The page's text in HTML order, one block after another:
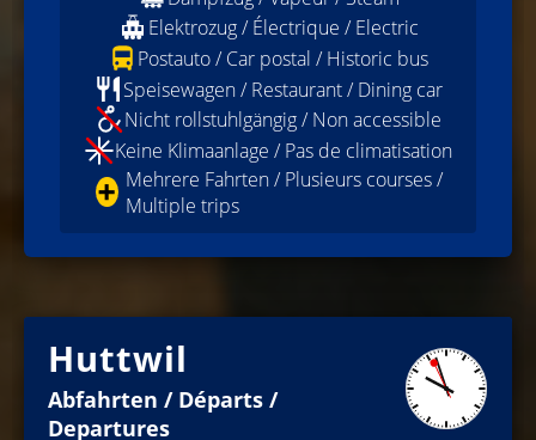
Elektrozug / Électrique / Electric
Postauto / Car postal / Historic bus
Speisewagen / Restaurant / Dining car
Nicht rollstuhlgängig / Non accessible
Keine Klimaanlage / Pas de climatisation
➕ Mehrere Fahrten / Plusieurs courses /
Multiple trips
Huttwil
Abfahrten / Départs /
Departures